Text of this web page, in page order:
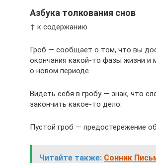
Азбука толкования снов
↑ к содержанию
Гроб — сообщает о том, что вы
окончания какой-то фазы жизни и
о новом периоде.
Видеть себя в гробу — знак, что
закончить какое-то дело.
Пустой гроб — предостережение
Читайте также: Сонник